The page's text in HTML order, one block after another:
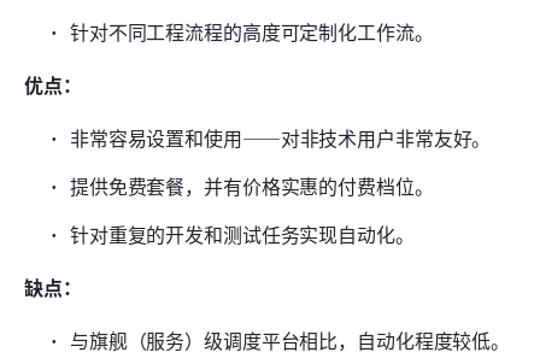
针对不同工程流程的高度可定制化工作流。
优点：
非常容易设置和使用——对非技术用户非常友好。
提供免费套餐，并有价格实惠的付费档位。
针对重复的开发和测试任务实现自动化。
缺点：
与旗舰（服务）级调度平台相比，自动化程度较低。